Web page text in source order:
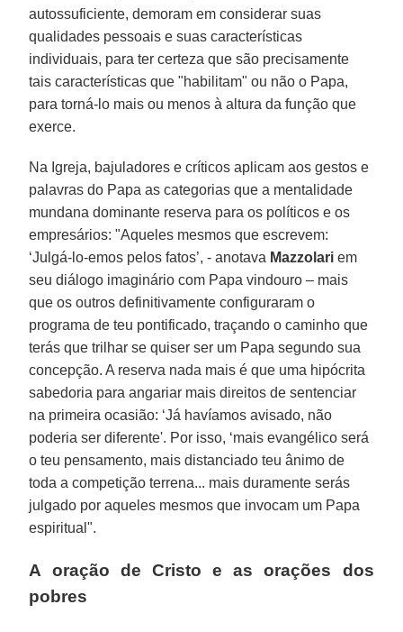
autossuficiente, demoram em considerar suas
qualidades pessoais e suas características
individuais, para ter certeza que são precisamente
tais características que "habilitam" ou não o Papa,
para torná-lo mais ou menos à altura da função que
exerce.
Na Igreja, bajuladores e críticos aplicam aos gestos e
palavras do Papa as categorias que a mentalidade
mundana dominante reserva para os políticos e os
empresários: "Aqueles mesmos que escrevem:
‘Julgá-lo-emos pelos fatos’, - anotava Mazzolari em
seu diálogo imaginário com Papa vindouro – mais
que os outros definitivamente configuraram o
programa de teu pontificado, traçando o caminho que
terás que trilhar se quiser ser um Papa segundo sua
concepção. A reserva nada mais é que uma hipócrita
sabedoria para angariar mais direitos de sentenciar
na primeira ocasião: ‘Já havíamos avisado, não
poderia ser diferente'. Por isso, ‘mais evangélico será
o teu pensamento, mais distanciado teu ânimo de
toda a competição terrena... mais duramente serás
julgado por aqueles mesmos que invocam um Papa
espiritual".
A oração de Cristo e as orações dos
pobres